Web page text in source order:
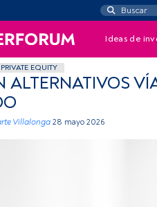
Ideas de
PRIVATE EQUITY
ALTERNATIVOS
Villalonga 28 mayo 2026